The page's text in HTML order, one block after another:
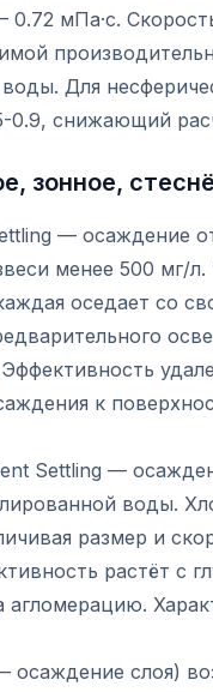
0.72 мПа·с.
Для
снижающий
зонное,
— осаждение
менее 500 мг/
оседает со
к
Settling —
воды.
размер и
растёт с
слоя)